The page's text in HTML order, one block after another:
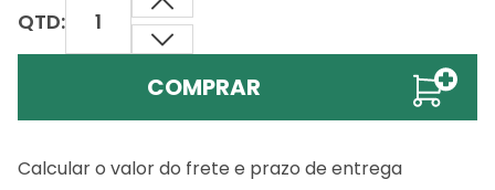
QTD:
COMPRAR
Calcular o valor do frete e prazo de entrega